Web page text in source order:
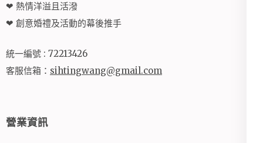
❤ 熱情洋溢且活潑
❤ 創意婚禮及活動的幕後推手
統一編號 : 72213426
客服信箱： sihtingwang@gmail.com
營業資訊